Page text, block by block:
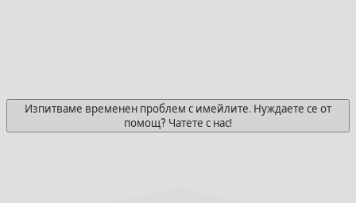
Изпитваме временен проблем с имейлите. Нуждаете се от
помощ? Чатете с нас!